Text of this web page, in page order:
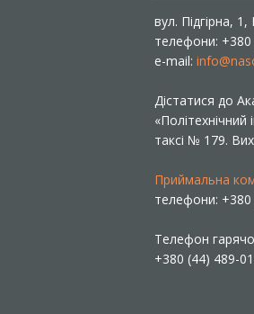
вул. Підгірна,
телефони:
e-mail:
Дістатися до
таксі № 179.
Приймальна
телефони: +380
Телефон
+380 (44) 489-